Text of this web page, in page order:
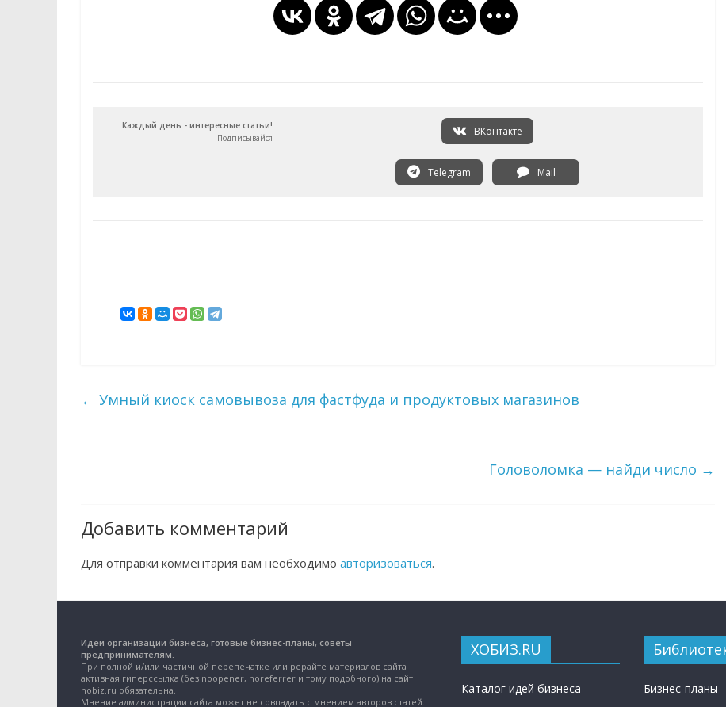
Каждый день - интересные статьи!
Подписывайся
ВКонтакте
Telegram Mail
← Умный киоск самовывоза для фастфуда и продуктовых магазинов
Головоломка — найди число →
Добавить комментарий
Для отправки комментария вам необходимо авторизоваться.
Идеи организации бизнеса, готовые бизнес-планы, советы
предпринимателям.
При полной и/или частичной перепечатке или рерайте материалов сайта
активная гиперссылка (без noopener, noreferrer и тому подобного) на сайт
hobiz.ru обязательна.
Мнение администрации сайта может не совпадать с мнением авторов статей.
ХОБИЗ.RU
Каталог идей бизнеса
Бизнес-планы